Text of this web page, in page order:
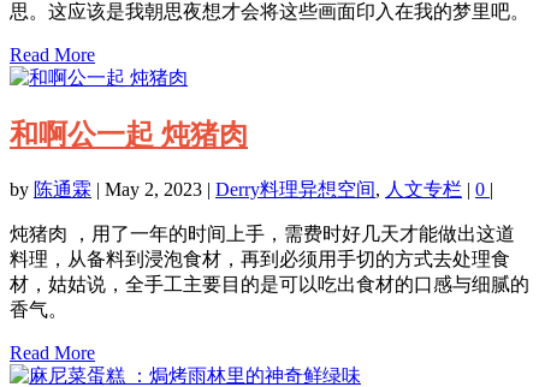
思。这应该是我朝思夜想才会将这些画面印入在我的梦里吧。
Read More
和啊公一起 炖猪肉
by 陈通霖 | May 2, 2023 | Derry料理异想空间, 人文专栏 | 0 |
炖猪肉 ，用了一年的时间上手，需费时好几天才能做出这道
料理，从备料到浸泡食材，再到必须用手切的方式去处理食
材，姑姑说，全手工主要目的是可以吃出食材的口感与细腻的
香气。
Read More